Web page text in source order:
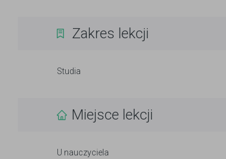
Zakres lekcji
Studia
Miejsce lekcji
U nauczyciela